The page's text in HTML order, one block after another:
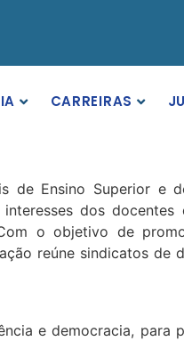
CARREIRAS
de Ensino Superior e
dos
o objetivo de
reúne sindicatos de
e democracia, para